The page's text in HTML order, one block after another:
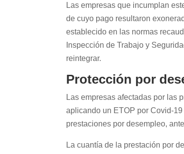
Las empresas que incumplan
de cuyo pago resultaron
establecido en las normas
Inspección de Trabajo y
reintegrar.
Protección por
Las empresas afectadas por las
aplicando un ETOP por Covid-
prestaciones por desempleo,
La cuantía de la prestación por